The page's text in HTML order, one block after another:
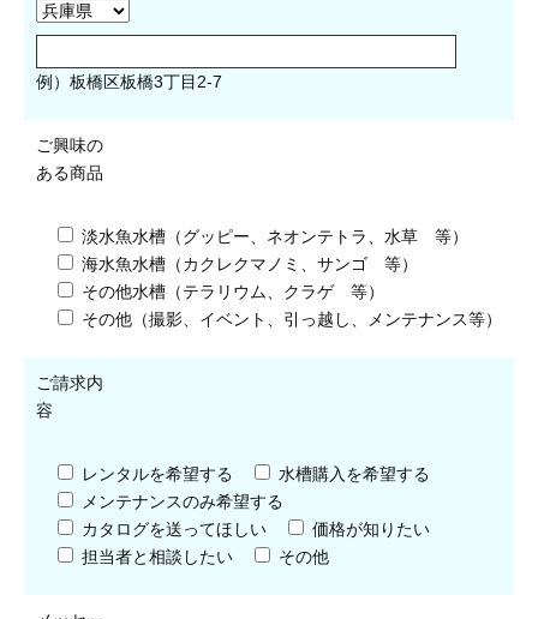
例）板橋区板橋3丁目2-7
ご興味の
ある商品
淡水魚水槽（グッピー、ネオンテトラ、水草 等）
海水魚水槽（カクレクマノミ、サンゴ 等）
その他水槽（テラリウム、クラゲ 等）
その他（撮影、イベント、引っ越し、メンテナンス等）
ご請求内
容
レンタルを希望する
水槽購入を希望する
メンテナンスのみ希望する
カタログを送ってほしい
価格が知りたい
担当者と相談したい
その他